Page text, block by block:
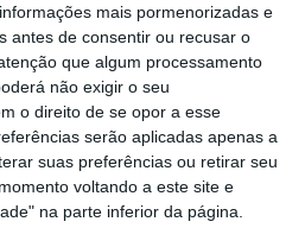
mais pormenorizadas e
antes de consentir ou recusar o
que algum processamento
não exigir o seu
o direito de se opor a esse
serão aplicadas apenas a
suas preferências ou retirar seu
voltando a este site e
na parte inferior da página.
exclusivas, à
às reportagens e
o outro lado da
uma forma de apoiar
jornalistas. A nossa